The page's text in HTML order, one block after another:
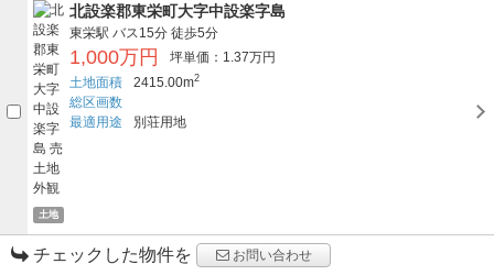
土地
北設楽郡東栄町大字中設楽字島
東栄駅 バス15分 徒歩5分
1,000万円
坪単価：1.37万円
土地面積
2415.00m2
総区画数
最適用途
別荘用地
チェックした物件を お問い合わせ